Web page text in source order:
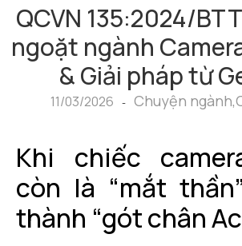
QCVN 135:2024/
ngoặt ngành
& Giải pháp từ
11/03/2026 - Chuyện ngành,
Khi chiếc
còn là “mắt
thành “gót chân